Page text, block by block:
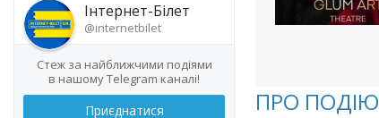
Інтернет-Білет
@internetbilet
Стеж за найближчими подіями
в нашому Telegram каналі!
Приєднатися ПРО ПОДІЮ